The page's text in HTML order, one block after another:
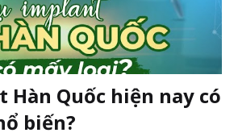
Quốc hiện nay có
biến?